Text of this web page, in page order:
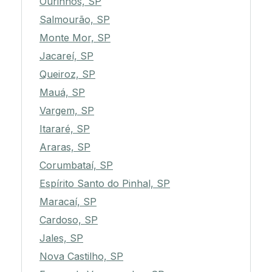
Salmourão, SP
Monte Mor, SP
Jacareí, SP
Queiroz, SP
Mauá, SP
Vargem, SP
Itararé, SP
Araras, SP
Corumbataí, SP
Espírito Santo do Pinhal, SP
Maracaí, SP
Cardoso, SP
Jales, SP
Nova Castilho, SP